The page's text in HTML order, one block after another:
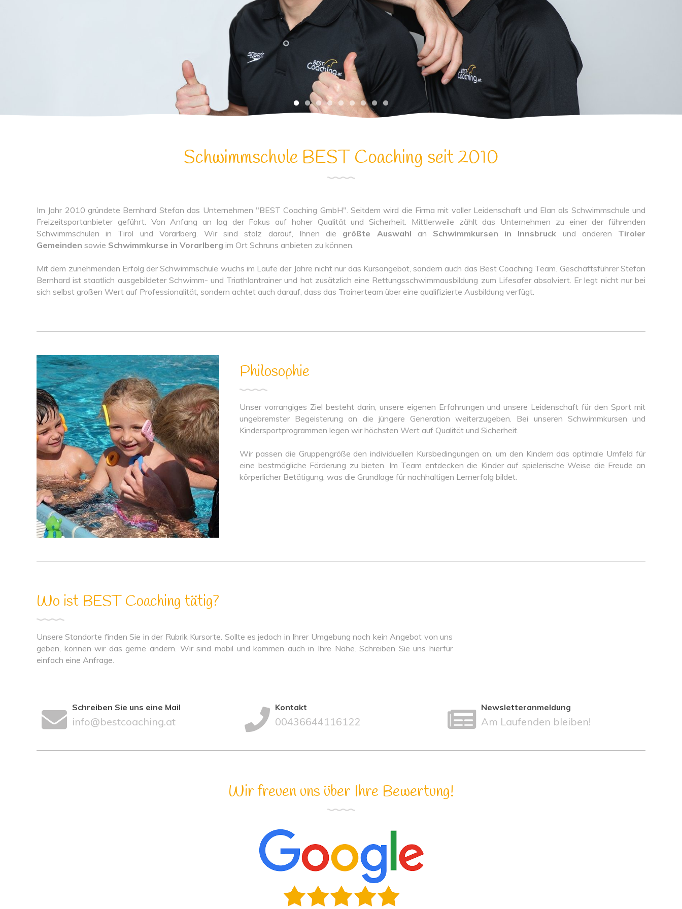
Schwimmschule BEST Coaching seit 2010
Im Jahr 2010 gründete Bernhard Stefan das Unternehmen "BEST Coaching GmbH". Seitdem wird die Firma mit voller Leidenschaft und Elan als Schwimmschule und
Freizeitsportanbieter geführt. Von Anfang an lag der Fokus auf hoher Qualität und Sicherheit. Mittlerweile zählt das Unternehmen zu einer der führenden
Schwimmschulen in Tirol und Vorarlberg. Wir sind stolz darauf, Ihnen die größte Auswahl an Schwimmkursen in Innsbruck und anderen Tiroler
Gemeinden sowie Schwimmkurse in Vorarlberg im Ort Schruns anbieten zu können.
Mit dem zunehmenden Erfolg der Schwimmschule wuchs im Laufe der Jahre nicht nur das Kursangebot, sondern auch das Best Coaching Team. Geschäftsführer Stefan
Bernhard ist staatlich ausgebildeter Schwimm- und Triathlontrainer und hat zusätzlich eine Rettungsschwimmausbildung zum Lifesafer absolviert. Er legt nicht nur bei
sich selbst großen Wert auf Professionalität, sondern achtet auch darauf, dass das Trainerteam über eine qualifizierte Ausbildung verfügt.
Philosophie
Unser vorrangiges Ziel besteht darin, unsere eigenen Erfahrungen und unsere Leidenschaft für den Sport mit
ungebremster Begeisterung an die jüngere Generation weiterzugeben. Bei unseren Schwimmkursen und
Kindersportprogrammen legen wir höchsten Wert auf Qualität und Sicherheit.
Wir passen die Gruppengröße den individuellen Kursbedingungen an, um den Kindern das optimale Umfeld für
eine bestmögliche Förderung zu bieten. Im Team entdecken die Kinder auf spielerische Weise die Freude an
körperlicher Betätigung, was die Grundlage für nachhaltigen Lernerfolg bildet.
Wo ist BEST Coaching tätig?
Unsere Standorte finden Sie in der Rubrik Kursorte. Sollte es jedoch in Ihrer Umgebung noch kein Angebot von uns
geben, können wir das gerne ändern. Wir sind mobil und kommen auch in Ihre Nähe. Schreiben Sie uns hierfür
einfach eine Anfrage.
Schreiben Sie uns eine Mail
info@bestcoaching.at
Kontakt
00436644116122
Newsletteranmeldung
Am Laufenden bleiben!
Wir freuen uns über Ihre Bewertung!